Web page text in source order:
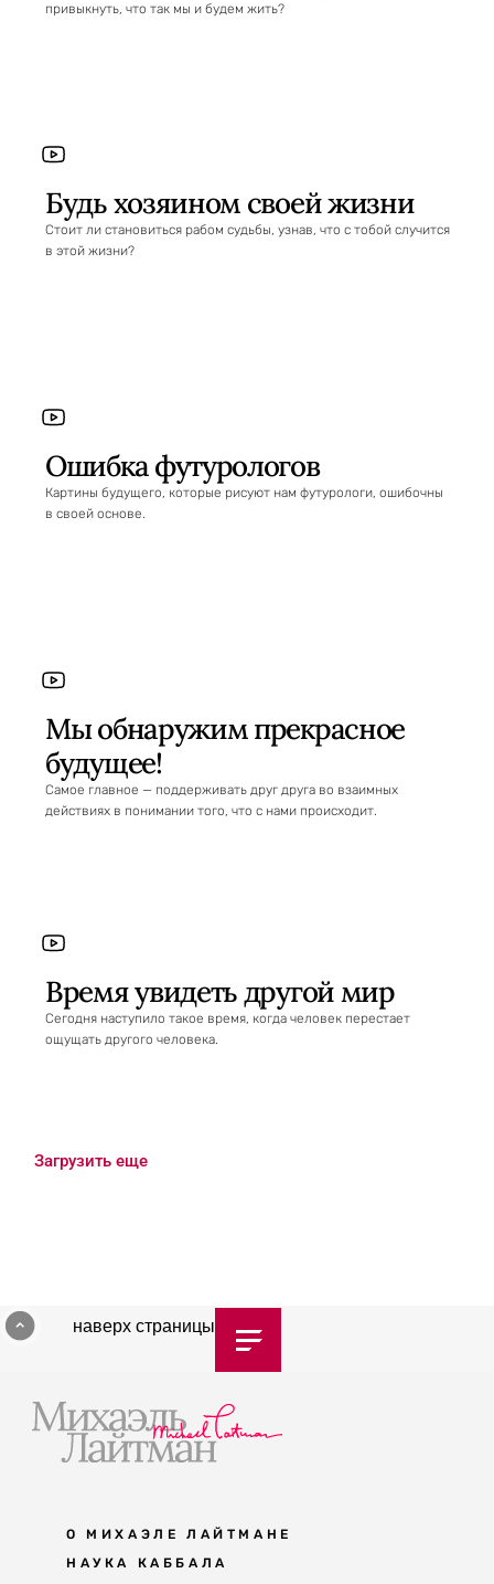
привыкнуть, что так мы и будем жить?
Будь хозяином своей жизни
Стоит ли становиться рабом судьбы, узнав, что с тобой случится
в этой жизни?
Ошибка футурологов
Картины будущего, которые рисуют нам футурологи, ошибочны
в своей основе.
Мы обнаружим прекрасное
будущее!
Самое главное — поддерживать друг друга во взаимных
действиях в понимании того, что с нами происходит.
Время увидеть другой мир
Сегодня наступило такое время, когда человек перестает
ощущать другого человека.
Загрузить еще
наверх страницы
О МИХАЭЛЕ ЛАЙТМАНЕ
НАУКА КАББАЛА